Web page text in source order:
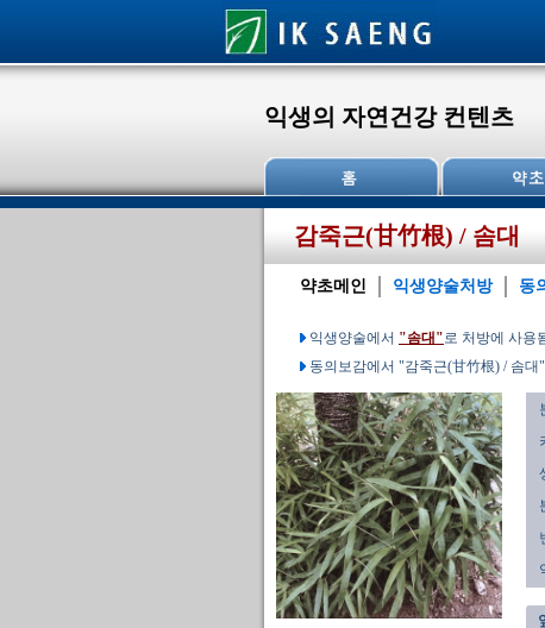
익생의 자연건강 컨텐츠
감죽근(甘竹根) / 솜대
약초메인 익생양술처방 동
익생양술에서 "솜대"로 처방에 사용
동의보감에서 "감죽근(甘竹根) / 솜대